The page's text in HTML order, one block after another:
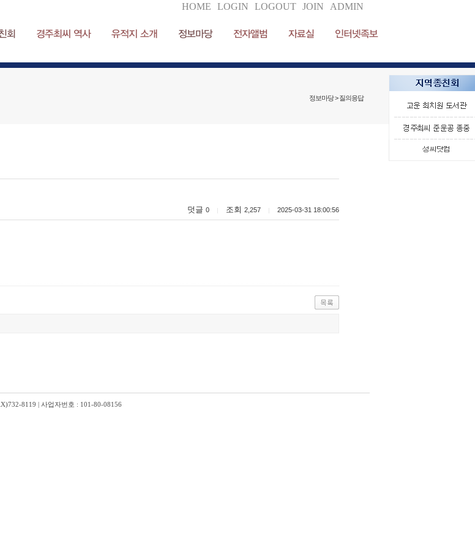
HOME LOGIN LOGOUT JOIN ADMIN
회 경주최씨 역사 유적지 소개 정보마당 전자앨범 자료실 인터넷족보
정보마당 > 질의응답
덧글 0 조회 2,257 2025-03-31 18:00:56
8119 | 사업자번호 : 101-80-08156